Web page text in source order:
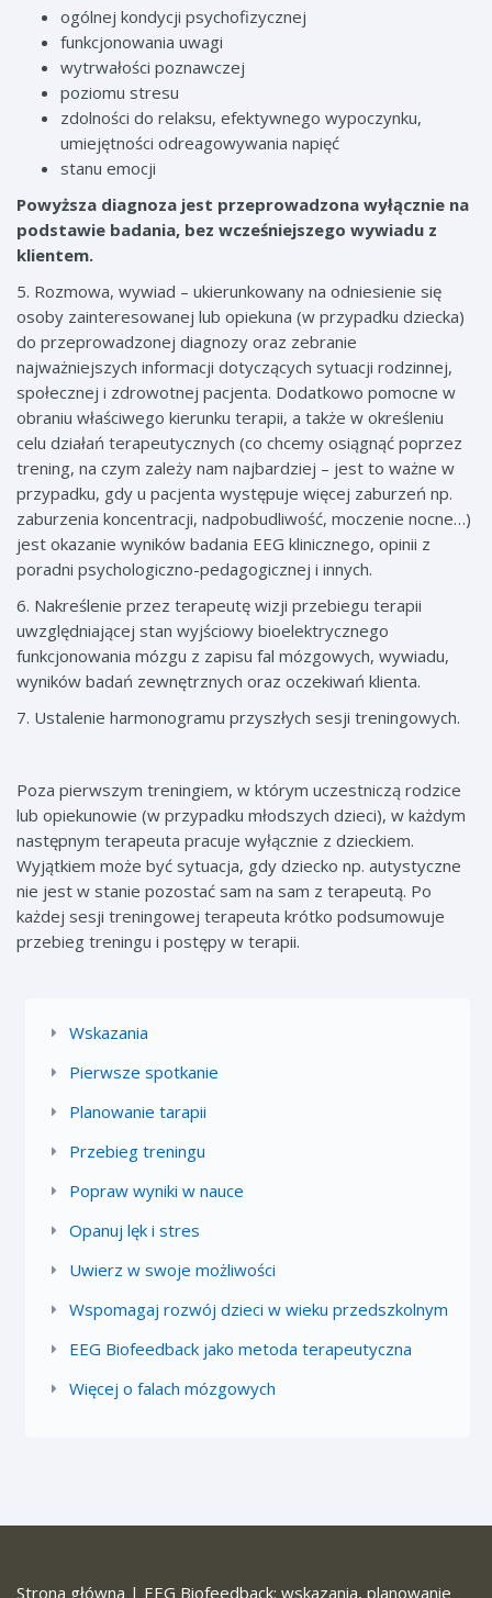
ogólnej kondycji psychofizycznej
funkcjonowania uwagi
wytrwałości poznawczej
poziomu stresu
zdolności do relaksu, efektywnego wypoczynku,
umiejętności odreagowywania napięć
stanu emocji
Powyższa diagnoza jest przeprowadzona wyłącznie na
podstawie badania, bez wcześniejszego wywiadu z
klientem.
5. Rozmowa, wywiad – ukierunkowany na odniesienie się
osoby zainteresowanej lub opiekuna (w przypadku dziecka)
do przeprowadzonej diagnozy oraz zebranie
najważniejszych informacji dotyczących sytuacji rodzinnej,
społecznej i zdrowotnej pacjenta. Dodatkowo pomocne w
obraniu właściwego kierunku terapii, a także w określeniu
celu działań terapeutycznych (co chcemy osiągnąć poprzez
trening, na czym zależy nam najbardziej – jest to ważne w
przypadku, gdy u pacjenta występuje więcej zaburzeń np.
zaburzenia koncentracji, nadpobudliwość, moczenie nocne…)
jest okazanie wyników badania EEG klinicznego, opinii z
poradni psychologiczno-pedagogicznej i innych.
6. Nakreślenie przez terapeutę wizji przebiegu terapii
uwzględniającej stan wyjściowy bioelektrycznego
funkcjonowania mózgu z zapisu fal mózgowych, wywiadu,
wyników badań zewnętrznych oraz oczekiwań klienta.
7. Ustalenie harmonogramu przyszłych sesji treningowych.
Poza pierwszym treningiem, w którym uczestniczą rodzice
lub opiekunowie (w przypadku młodszych dzieci), w każdym
następnym terapeuta pracuje wyłącznie z dzieckiem.
Wyjątkiem może być sytuacja, gdy dziecko np. autystyczne
nie jest w stanie pozostać sam na sam z terapeutą. Po
każdej sesji treningowej terapeuta krótko podsumowuje
przebieg treningu i postępy w terapii.
Wskazania
Pierwsze spotkanie
Planowanie tarapii
Przebieg treningu
Popraw wyniki w nauce
Opanuj lęk i stres
Uwierz w swoje możliwości
Wspomagaj rozwój dzieci w wieku przedszkolnym
EEG Biofeedback jako metoda terapeutyczna
Więcej o falach mózgowych
Strona główna | EEG Biofeedback: wskazania, planowanie